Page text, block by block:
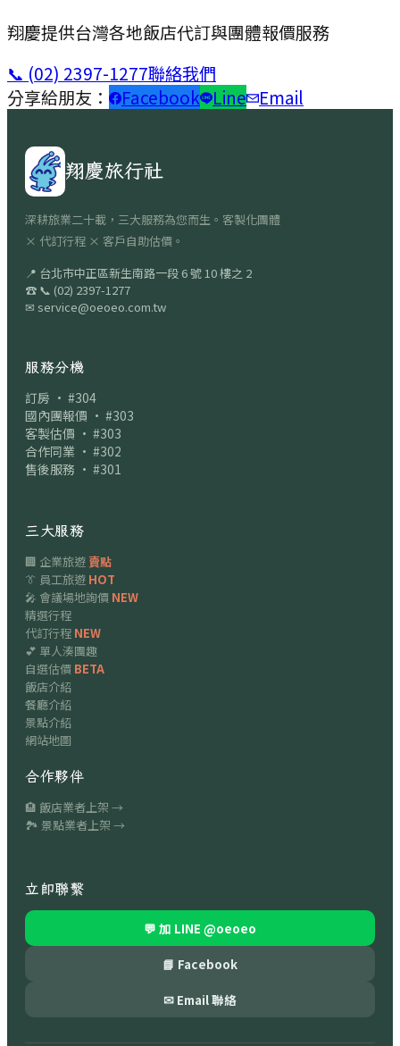
翔慶提供台灣各地飯店代訂與團體報價服務
📞 (02) 2397-1277聯絡我們
分享給朋友：
Facebook Line Email
翔慶旅行社
深耕旅業二十載，三大服務為您而生。客製化團體
× 代訂行程 × 客戶自助估價。
📍 台北市中正區新生南路一段 6 號 10 樓之 2
☎ 📞 (02) 2397-1277
✉ service@oeoeo.com.tw
服務分機
訂房 · #304
國內團報價 · #303
客製估價 · #303
合作同業 · #302
售後服務 · #301
三大服務
🏢 企業旅遊賣點
👔 員工旅遊 HOT
🎤 會議場地詢價 NEW
精選行程
代訂行程 NEW
💕 單人湊團趣
自選估價 BETA
飯店介紹
餐廳介紹
景點介紹
網站地圖
合作夥伴
🏨 飯店業者上架 →
🏞 景點業者上架 →
立即聯繫
💬 加 LINE @oeoeo
📘 Facebook
✉ Email 聯絡